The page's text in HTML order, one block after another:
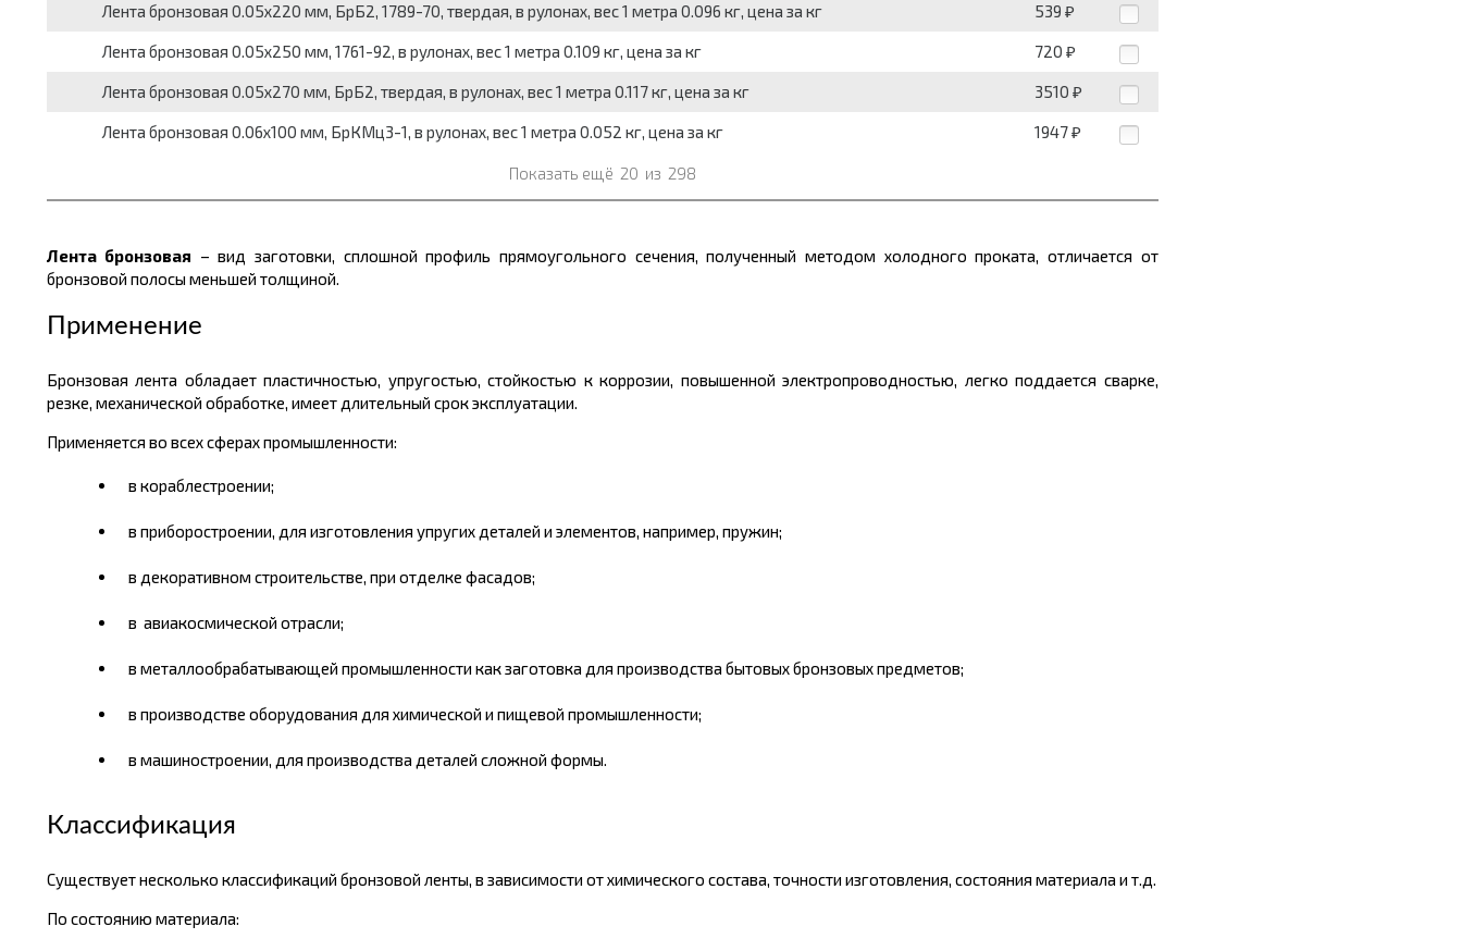
Лента бронзовая 0.05x220 мм, БрБ2, 1789-70, твердая, в рулонах, вес 1 метра 0.096 кг, цена за кг 539 ₽
Лента бронзовая 0.05x250 мм, 1761-92, в рулонах, вес 1 метра 0.109 кг, цена за кг 720 ₽
Лента бронзовая 0.05x270 мм, БрБ2, твердая, в рулонах, вес 1 метра 0.117 кг, цена за кг 3510 ₽
Лента бронзовая 0.06x100 мм, БрКМц3-1, в рулонах, вес 1 метра 0.052 кг, цена за кг 1947 ₽
Показать ещё 20 из 298
Лента бронзовая – вид заготовки, сплошной профиль прямоугольного сечения, полученный методом холодного проката, отличается от
бронзовой полосы меньшей толщиной.
Применение
Бронзовая лента обладает пластичностью, упругостью, стойкостью к коррозии, повышенной электропроводностью, легко поддается сварке,
резке, механической обработке, имеет длительный срок эксплуатации.
Применяется во всех сферах промышленности:
в кораблестроении;
в приборостроении, для изготовления упругих деталей и элементов, например, пружин;
в декоративном строительстве, при отделке фасадов;
в авиакосмической отрасли;
в металлообрабатывающей промышленности как заготовка для производства бытовых бронзовых предметов;
в производстве оборудования для химической и пищевой промышленности;
в машиностроении, для производства деталей сложной формы.
Классификация
Существует несколько классификаций бронзовой ленты, в зависимости от химического состава, точности изготовления, состояния материала и т.д.
По состоянию материала: